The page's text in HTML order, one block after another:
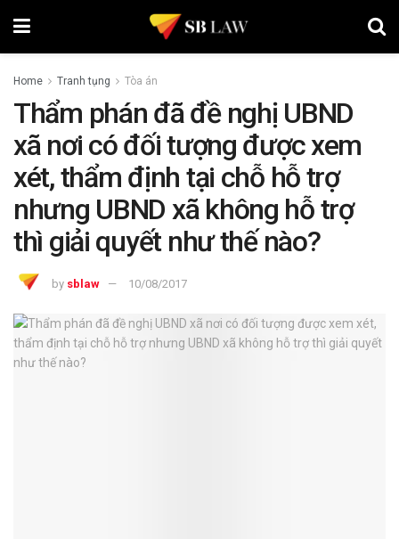
Home Tranh tụng Tòa án
Thẩm phán đã đề nghị UBND
xã nơi có đối tượng được xem
xét, thẩm định tại chỗ hỗ trợ
nhưng UBND xã không hỗ trợ
thì giải quyết như thế nào?
by sblaw 10/08/2017